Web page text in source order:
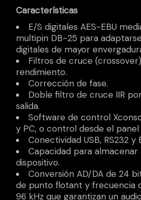
Características
E/S digitales AES-EBU
multipin DB-25 para
digitales de mayor
Filtros de cruce
rendimiento.
Corrección de fase.
Doble filtro de cruce IIR
salida.
Software de control
y PC, o control desde el
Conectividad USB, RS232 y
Capacidad para
dispositivo.
Conversión AD/DA de 24
de punto flotant y frecuencia
96 kHz que garantizan un